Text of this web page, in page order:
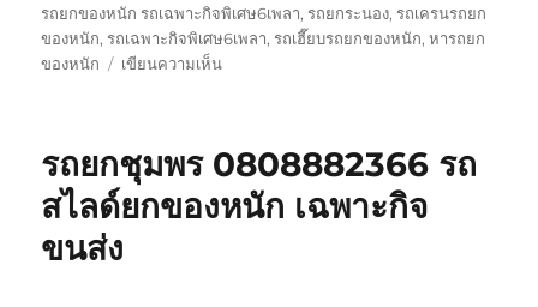
รถยกของหนัก รถเฉพาะกิจพิเศษ6เพลา,รถยกระนอง,รถเครนรถยก
ของหนัก,รถเฉพาะกิจพิเศษ6เพลา,รถเฮี๊ยบรถยกของหนัก,หารถยก
ของหนัก
เขียนความเห็นบน
080888-
2366
รถ
รถยกชุมพร 0808882366 รถ
สไลด์ยกของหนัก เฉพาะกิจ
ขนส่ง